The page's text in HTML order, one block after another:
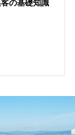
の基礎知識